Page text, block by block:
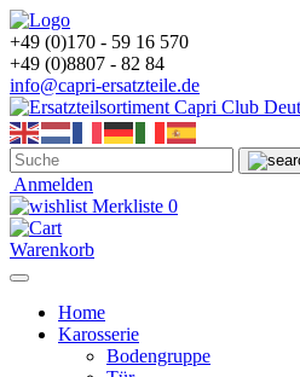
+49 (0)170 - 59 16 570
+49 (0)8807 - 82 84
info@capri-ersatzteile.de
Anmelden
Merkliste 0
Warenkorb
Home
Karosserie
Bodengruppe